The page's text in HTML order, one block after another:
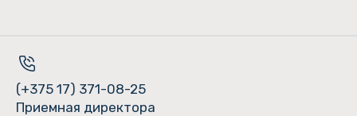
(+375 17) 371-08-25
Приемная директора